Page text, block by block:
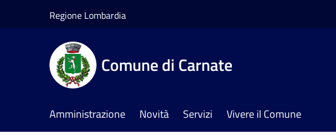
Regione Lombardia
Comune di Carnate
Amministrazione Novità Servizi Vivere il Comune